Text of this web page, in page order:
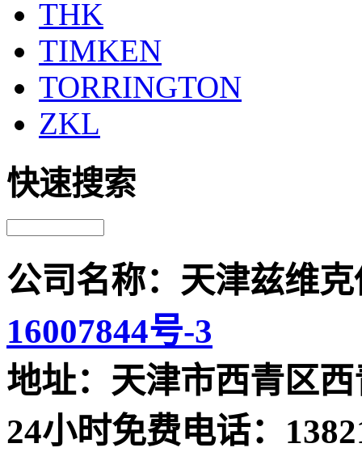
THK
TIMKEN
TORRINGTON
ZKL
快速搜索
公司名称：天津兹维
16007844号-3
地址：天津市西青区西
24小时免费电话：